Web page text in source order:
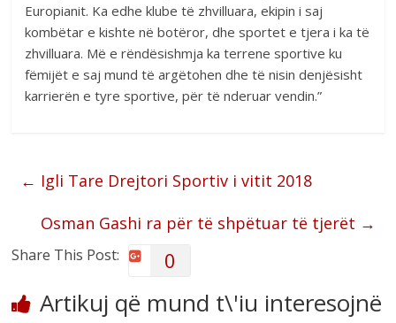
Europianit. Ka edhe klube të zhvilluara, ekipin i saj
kombëtar e kishte në botëror, dhe sportet e tjera i ka të
zhvilluara. Më e rëndësishmja ka terrene sportive ku
fëmijët e saj mund të argëtohen dhe të nisin denjësisht
karrierën e tyre sportive, për të nderuar vendin.”
← Igli Tare Drejtori Sportiv i vitit 2018
Osman Gashi ra për të shpëtuar të tjerët →
Share This Post: 0
Artikuj që mund t\'iu interesojnë